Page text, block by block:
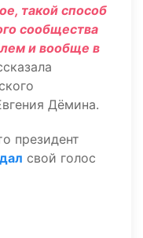
такой способ
сообщества
и вообще в
Дёмина.
президент
свой голос